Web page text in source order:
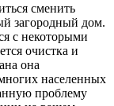
сменить
загородный дом.
с некоторыми
очистка и
она
населенных
проблему